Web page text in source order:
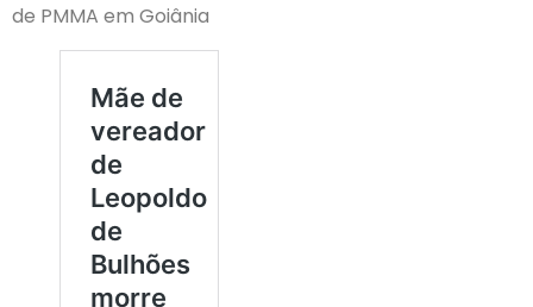
de PMMA em Goiânia